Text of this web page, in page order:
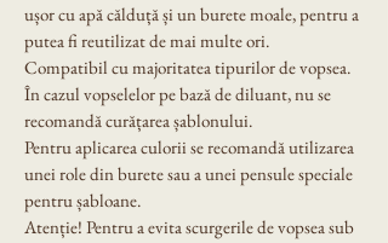
ușor cu apă călduță și un burete moale, pentru a
putea fi reutilizat de mai multe ori.
Compatibil cu majoritatea tipurilor de vopsea.
În cazul vopselelor pe bază de diluant, nu se
recomandă curățarea șablonului.
Pentru aplicarea culorii se recomandă utilizarea
unei role din burete sau a unei pensule speciale
pentru șabloane.
Atenție! Pentru a evita scurgerile de vopsea sub